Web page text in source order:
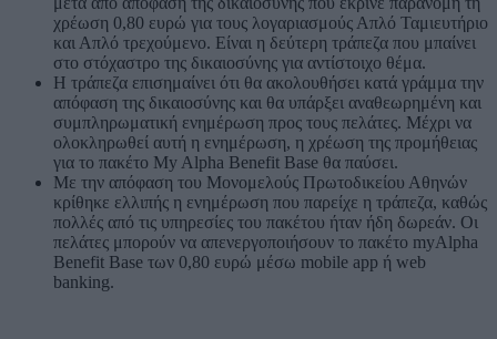
χρέωση 0,80 ευρώ για τους λογαριασμούς Απλό Ταμιευτήριο
και Απλό τρεχούμενο. Είναι η δεύτερη τράπεζα που μπαίνει
στο στόχαστρο της δικαιοσύνης για αντίστοιχο θέμα.
Η τράπεζα επισημαίνει ότι θα ακολουθήσει κατά γράμμα την
απόφαση της δικαιοσύνης και θα υπάρξει αναθεωρημένη και
συμπληρωματική ενημέρωση προς τους πελάτες. Μέχρι να
ολοκληρωθεί αυτή η ενημέρωση, η χρέωση της προμήθειας
για το πακέτο My Alpha Benefit Base θα παύσει.
Με την απόφαση του Μονομελούς Πρωτοδικείου Αθηνών
κρίθηκε ελλιπής η ενημέρωση που παρείχε η τράπεζα, καθώς
πολλές από τις υπηρεσίες του πακέτου ήταν ήδη δωρεάν. Οι
πελάτες μπορούν να απενεργοποιήσουν το πακέτο myAlpha
Benefit Base των 0,80 ευρώ μέσω mobile app ή web
banking.